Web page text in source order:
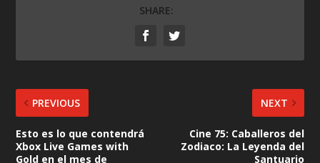
SHARE:
PREVIOUS
Esto es lo que contendrá
Xbox Live Games with
Gold en el mes de
NEXT
Cine 75: Caballeros del
Zodiaco: La Leyenda del
Santuario